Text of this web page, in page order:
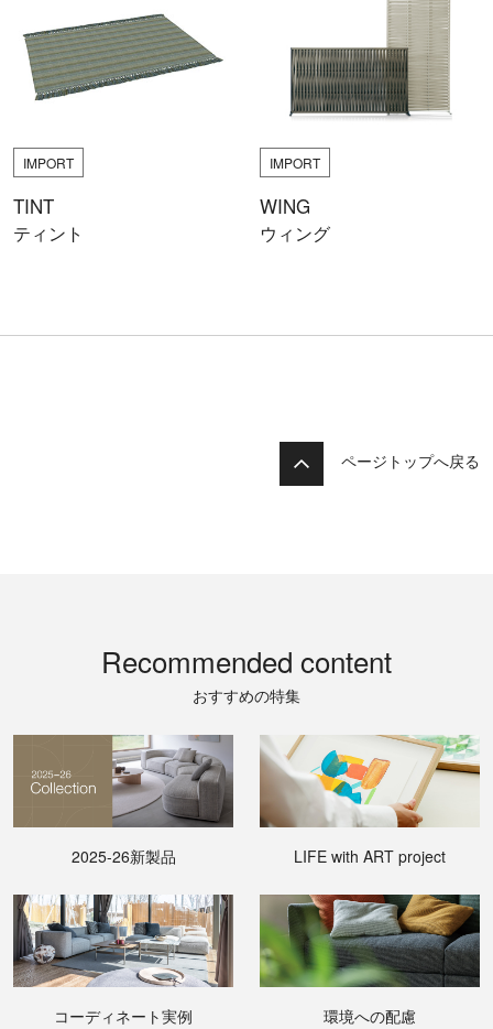
IMPORT
TINT
ティント
IMPORT
WING
ウィング
ページトップへ戻る
Recommended content
おすすめの特集
2025-26新製品 LIFE with ART project
コーディネート実例 環境への配慮